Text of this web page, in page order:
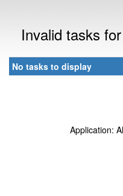
Invalid tasks
No tasks to display
Application: